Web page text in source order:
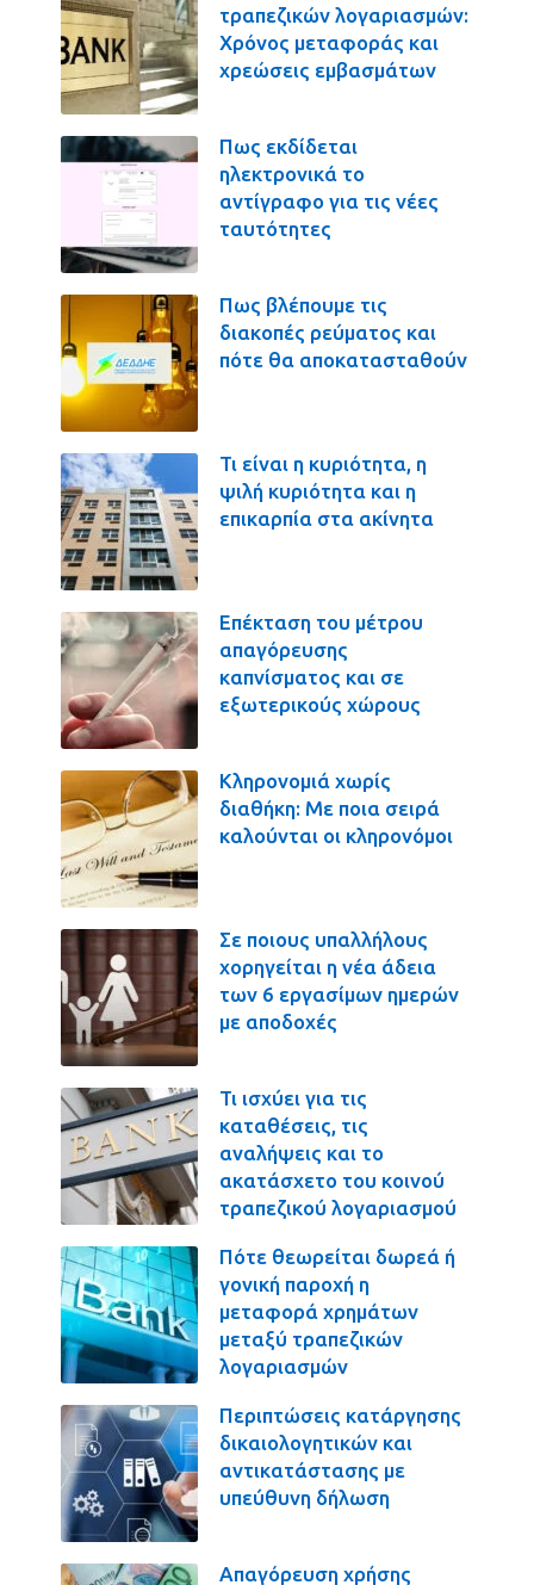
τραπεζικών λογαριασμών:
Χρόνος μεταφοράς και
χρεώσεις εμβασμάτων
Πως εκδίδεται
ηλεκτρονικά το
αντίγραφο για τις νέες
ταυτότητες
Πως βλέπουμε τις
διακοπές ρεύματος και
πότε θα αποκατασταθούν
Τι είναι η κυριότητα, η
ψιλή κυριότητα και η
επικαρπία στα ακίνητα
Επέκταση του μέτρου
απαγόρευσης
καπνίσματος και σε
εξωτερικούς χώρους
Κληρονομιά χωρίς
διαθήκη: Με ποια σειρά
καλούνται οι κληρονόμοι
Σε ποιους υπαλλήλους
χορηγείται η νέα άδεια
των 6 εργασίμων ημερών
με αποδοχές
Τι ισχύει για τις
καταθέσεις, τις
αναλήψεις και το
ακατάσχετο του κοινού
τραπεζικού λογαριασμού
Πότε θεωρείται δωρεά ή
γονική παροχή η
μεταφορά χρημάτων
μεταξύ τραπεζικών
λογαριασμών
Περιπτώσεις κατάργησης
δικαιολογητικών και
αντικατάστασης με
υπεύθυνη δήλωση
Απαγόρευση χρήσης